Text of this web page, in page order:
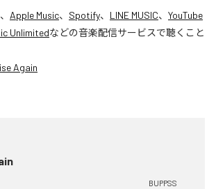
Apple Music、 Spotify、 LINE MUSIC、 YouTube
Unlimitedなどの音楽配信サービスで聴くこと
Again
BUPPSS